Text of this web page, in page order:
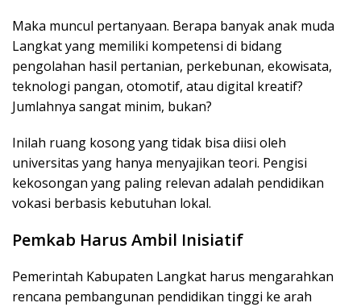
Maka muncul pertanyaan. Berapa banyak anak muda
Langkat yang memiliki kompetensi di bidang
pengolahan hasil pertanian, perkebunan, ekowisata,
teknologi pangan, otomotif, atau digital kreatif?
Jumlahnya sangat minim, bukan?
Inilah ruang kosong yang tidak bisa diisi oleh
universitas yang hanya menyajikan teori. Pengisi
kekosongan yang paling relevan adalah pendidikan
vokasi berbasis kebutuhan lokal.
Pemkab Harus Ambil Inisiatif
Pemerintah Kabupaten Langkat harus mengarahkan
rencana pembangunan pendidikan tinggi ke arah